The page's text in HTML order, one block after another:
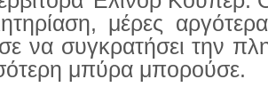
μέρες
να συγκρατήσει την
μπύρα μπορούσε.